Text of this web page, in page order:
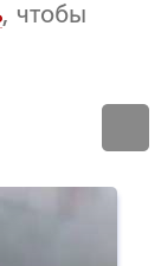
, чтобы